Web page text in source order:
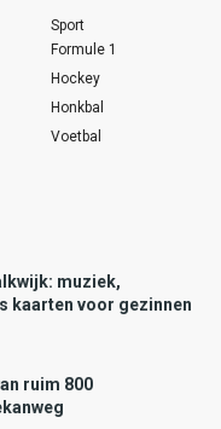
Sport
Formule 1
Hockey
Honkbal
Voetbal
muziek,
kaarten voor gezinnen
ruim 800